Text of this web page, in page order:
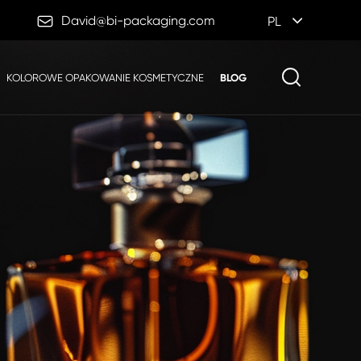
 David@bi-packaging.com PL
KOLOROWE OPAKOWANIE KOSMETYCZNE BLOG